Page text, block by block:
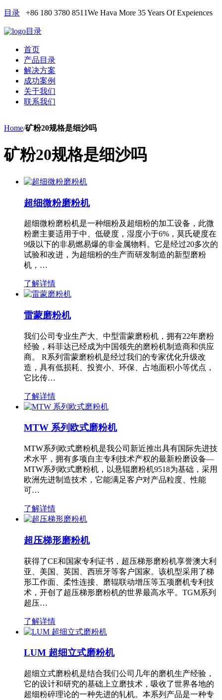
目录 +86 180 3780 8511We Hava More 35 Years Of Expeiences
目录
首页
产品目录
解决方案
成功案例
关于我们
联系我们
Home/矿粉20规格是细沙吗
矿粉20规格是细沙吗
超细微粉磨粉机
超细微粉磨粉机是一种细粉及超细粉的加工设备，此微
粉磨主要适用于中、低硬度，湿度小于6%，莫氏硬度在
9级以下的非易燃易爆的非金属物料。它是经过20多次的
试验和改进，为超细粉的生产而研发制造的新型磨粉
机，…
了解详情
雷蒙磨粉机
我们公司专业生产大、中型雷蒙磨粉机，拥有22年磨粉
经验，科菲达已经成为中国领先的磨粉机制造商和供应
商。 R系列雷蒙磨粉机是经过我们的专家优化升级改
造，具有低损耗、投资小、环保、占地面积小等优点，
它比传…
了解详情
MTW 系列欧式磨粉机
MTW系列欧式磨粉机是我公司新近推出具有国际先进技
术水平，拥有多项自主专利技术产权的最新粉磨设备—
MTW系列欧式磨粉机，以悬辊磨粉机9518为基础，采用
欧洲先进制造技术，它能满足客户对产品粒度、性能
可…
了解详情
超压梯形磨粉机
获得了CE和国家专利证书，超压梯形磨粉机享誉澳大利
亚、美国、英国、西班牙等客户国家。该机型采用了梯
形工作面、柔性连接、磨辊联动增压等五项磨机专利技
术，开创了超压梯形磨粉机的世界最高水平。TGM系列
超压…
了解详情
LUM 超细立式磨粉机
超细立式磨粉机是结合我们公司几年的磨机生产经验，
它的设计和研究的基础上立磨技术，吸收了世界各地的
超细粉碎理论的一种先进的轧机。本系列产品是一种专